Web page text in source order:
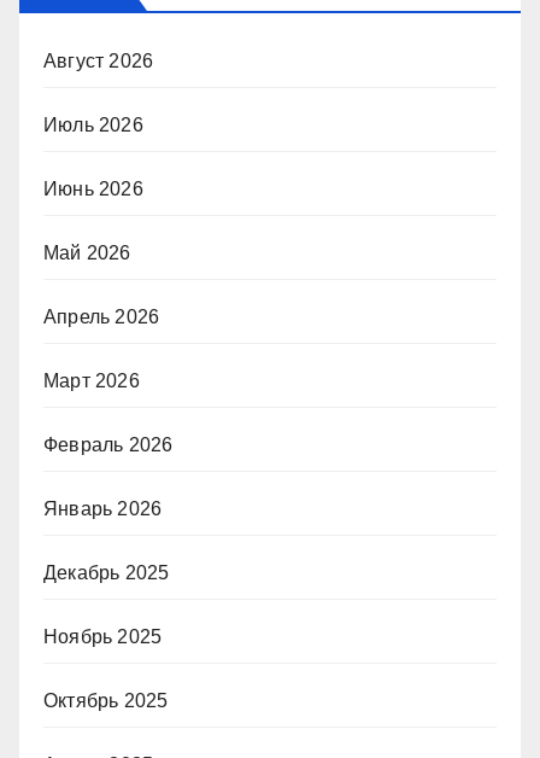
Август 2026
Июль 2026
Июнь 2026
Май 2026
Апрель 2026
Март 2026
Февраль 2026
Январь 2026
Декабрь 2025
Ноябрь 2025
Октябрь 2025